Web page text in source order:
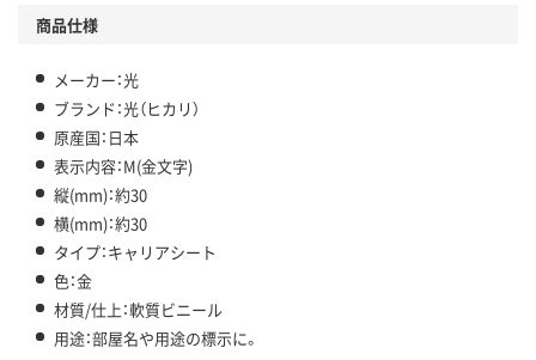
商品仕様
メーカー：光
ブランド：光（ヒカリ）
原産国：日本
表示内容：M(金文字)
縦(mm)：約30
横(mm)：約30
タイプ：キャリアシート
色：金
材質/仕上：軟質ビニール
用途：部屋名や用途の標示に。